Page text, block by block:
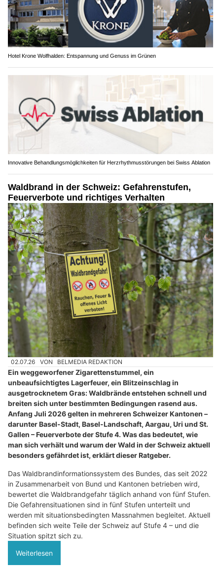
Hotel Krone Wolfhalden: Entspannung und Genuss im Grünen
Innovative Behandlungsmöglichkeiten für Herzrhythmusstörungen bei Swiss Ablation
Waldbrand in der Schweiz: Gefahrenstufen,
Feuerverbote und richtiges Verhalten
02.07.26 VON BELMEDIA REDAKTION
Ein weggeworfener Zigarettenstummel, ein
unbeaufsichtigtes Lagerfeuer, ein Blitzeinschlag in
ausgetrocknetem Gras: Waldbrände entstehen schnell und
breiten sich unter bestimmten Bedingungen rasend aus.
Anfang Juli 2026 gelten in mehreren Schweizer Kantonen –
darunter Basel-Stadt, Basel-Landschaft, Aargau, Uri und St.
Gallen – Feuerverbote der Stufe 4. Was das bedeutet, wie
man sich verhält und warum der Wald in der Schweiz aktuell
besonders gefährdet ist, erklärt dieser Ratgeber.
Das Waldbrandinformationssystem des Bundes, das seit 2022
in Zusammenarbeit von Bund und Kantonen betrieben wird,
bewertet die Waldbrandgefahr täglich anhand von fünf Stufen.
Die Gefahrensituationen sind in fünf Stufen unterteilt und
werden mit situationsbedingten Massnahmen begleitet. Aktuell
befinden sich weite Teile der Schweiz auf Stufe 4 – und die
Situation spitzt sich zu.
Weiterlesen